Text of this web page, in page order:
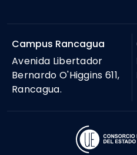
Campus Rancagua
Avenida Libertador
Bernardo O'Higgins 611,
Rancagua.